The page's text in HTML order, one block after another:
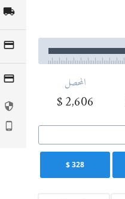
المحصل
2,606
$
328
$




